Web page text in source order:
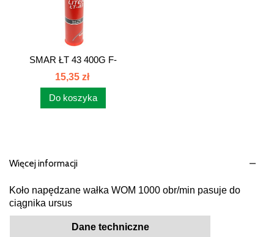
SMAR ŁT 43 400G F-
110448120600
15,35 zł
Do koszyka
Więcej informacji
Koło napędzane wałka WOM 1000 obr/min pasuje do
ciągnika ursus
Dane techniczne